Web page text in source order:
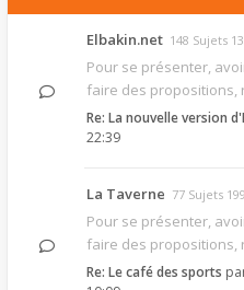
Elbakin.net 148 Sujets
Pour se présenter,
faire des propositions,
Re: La nouvelle version
22:39
La Taverne 77 Sujets
Pour se présenter,
faire des propositions,
Re: Le café des sports